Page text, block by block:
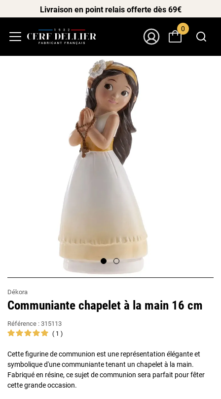
Livraison en point relais offerte dès 69€
0
Dékora
Communiante chapelet à la main 16 cm
Référence : 315113
1
Cette figurine de communion est une représentation élégante et
symbolique d'une communiante tenant un chapelet à la main.
Fabriqué en résine, ce sujet de communion sera parfait pour fêter
cette grande occasion.